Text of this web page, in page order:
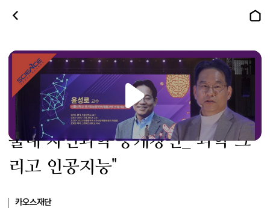
[강연] 윤성로_인공지능: 인간지능
을 대체할 수 있을까?｜제33회 서
울대 자연과학 공개강연_"과학 그
리고 인공지능"
카오스재단